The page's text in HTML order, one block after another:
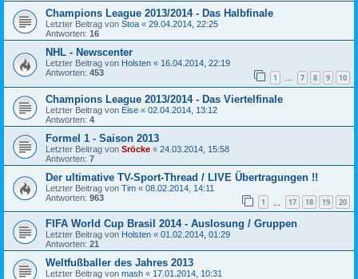
Champions League 2013/2014 - Das Halbfinale
Letzter Beitrag von Stoa « 29.04.2014, 22:25
Antworten: 16
NHL - Newscenter
Letzter Beitrag von Holsten « 16.04.2014, 22:19
Antworten: 453 1 … 7 8 9 10
Champions League 2013/2014 - Das Viertelfinale
Letzter Beitrag von Eise « 02.04.2014, 13:12
Antworten: 4
Formel 1 - Saison 2013
Letzter Beitrag von Sröcke « 24.03.2014, 15:58
Antworten: 7
Der ultimative TV-Sport-Thread / LIVE Übertragungen !!
Letzter Beitrag von Tim « 08.02.2014, 14:11
Antworten: 963 1 17 18 19 20
FIFA World Cup Brasil 2014 - Auslosung / Gruppen
Letzter Beitrag von Holsten « 01.02.2014, 01:29
Antworten: 21
Weltfußballer des Jahres 2013
Letzter Beitrag von mash « 17.01.2014, 10:31